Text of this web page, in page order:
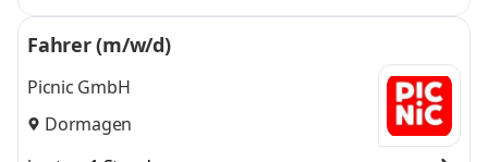
Fahrer (m/w/d)
Picnic GmbH
Dormagen